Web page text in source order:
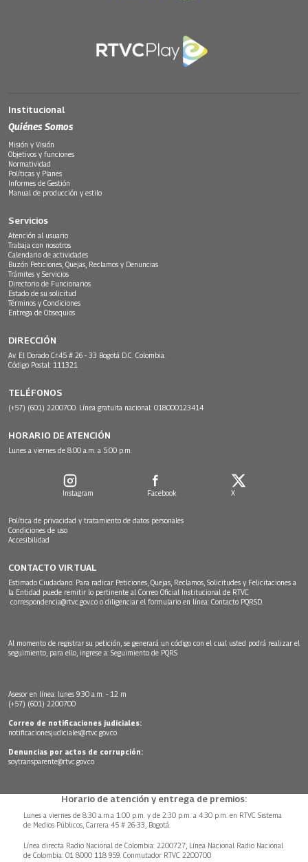
Institucional
Quiénes Somos
Misión y Visión
Objetivos y funciones
Normatividad
Políticas y Planes
Informes de Gestión
Manual de producción y estilo
Servicios
Atención al usuario
Trabaja con nosotros
Calendario de actividades
Buzón Peticiones, Quejas, Reclamos y Denuncias
Trámites y Servicios
Directorio de Funcionarios
Estado de su solicitud
Términos y Condiciones
Entrega de Obsequios
DIRECCIÓN
Av. El Dorado Cr.45 # 26 - 33 Bogotá D.C. Colombia.
Código Postal: 111321
TELÉFONOS
(+57) (601) 2200700. Línea gratuita nacional: 018000123414
HORARIO DE ATENCIÓN
Lunes a viernes de 8:00 a.m. a 5:00 p.m.
Instagram Facebook X
Política de privacidad y tratamiento de datos personales
Condiciones de uso
Accesibilidad
CONTACTO VIRTUAL
Estimado Ciudadano: Para radicar Peticiones, Quejas, Reclamos, Solicitudes y Felicitaciones a
la Entidad puede remitir lo pertinente al Correo Oficial Institucional de RTVC
correspondencia@rtvc.gov.co o diligenciar el formulario en línea: Contacto PQRSD.
Al momento de registrar su petición, se generará un código con el cual usted podrá realizar el
seguimiento, para ello, ingrese a: Seguimiento de PQRS
Asesor en línea: lunes 9:30 a.m. - 12 m
(+57) (601) 2200700
Correo de notificaciones judiciales:
notificacionesjudiciales@rtvc.gov.co
Denuncias por actos de corrupción:
soytransparente@rtvc.gov.co
Horario de atención y entrega de premios:
Lunes a viernes de 8:30 a.m.a 1:00 p.m. y de 2:30 p.m. a 4:30 p.m. en RTVC Sistema
de Medios Públicos, Carrera 45 # 26-33, Bogotá.
Línea directa Radio Nacional de Colombia: 2200727, Línea Nacional Radio Nacional
de Colombia: 01 8000 118 959. Conmutador RTVC 2200700